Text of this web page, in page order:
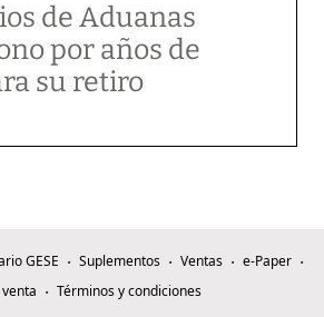
de Aduanas
por años de
su retiro
GESE Suplementos Ventas
e-Paper
Términos y condiciones